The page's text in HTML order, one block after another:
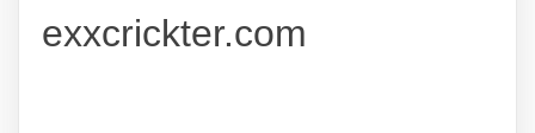
exxcrickter.com